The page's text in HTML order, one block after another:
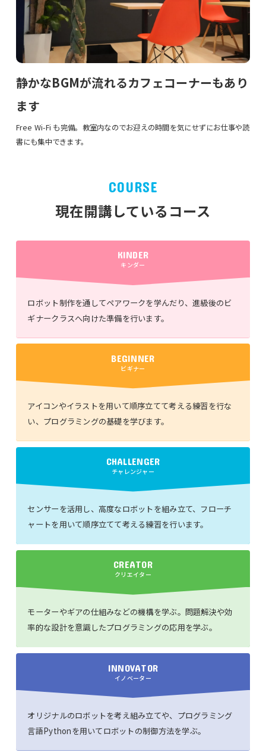
静かなBGMが流れるカフェコーナーもあり
ます
Free Wi-Fi も完備。教室内なのでお迎えの時間を気にせずにお仕事や読
書にも集中できます。
COURSE
現在開講しているコース
KINDER
キンダー
ロボット制作を通してペアワークを学んだり、進級後のビ
ギナークラスへ向けた準備を行います。
BEGINNER
ビギナー
アイコンやイラストを用いて順序立てて考える練習を行な
い、プログラミングの基礎を学びます。
CHALLENGER
チャレンジャー
センサーを活用し、高度なロボットを組み立て、フローチ
ャートを用いて順序立てて考える練習を行います。
CREATOR
クリエイター
モーターやギアの仕組みなどの機構を学ぶ。問題解決や効
率的な設計を意識したプログラミングの応用を学ぶ。
INNOVATOR
イノベーター
オリジナルのロボットを考え組み立てや、プログラミング
言語Pythonを用いてロボットの制御方法を学ぶ。